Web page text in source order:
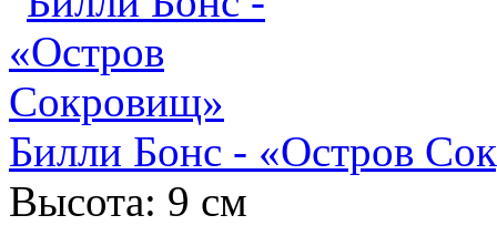
Билли Бонс - «Остров
Высота: 9 см